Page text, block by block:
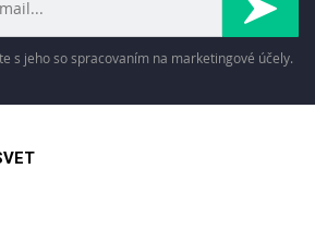
s jeho so spracovaním na marketingové účely.